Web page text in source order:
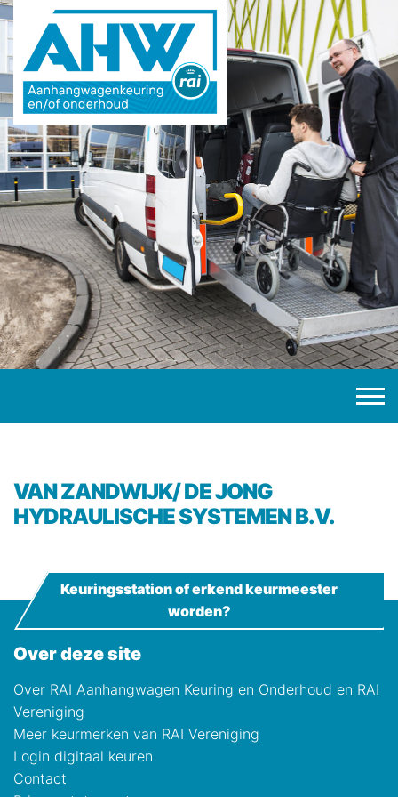
VAN ZANDWIJK/ DE JONG
HYDRAULISCHE SYSTEMEN B.V.
Over deze site
Over RAI Aanhangwagen Keuring en Onderhoud en RAI
Vereniging
Meer keurmerken van RAI Vereniging
Login digitaal keuren
Contact
Keuringsstation of erkend keurmeester
worden?